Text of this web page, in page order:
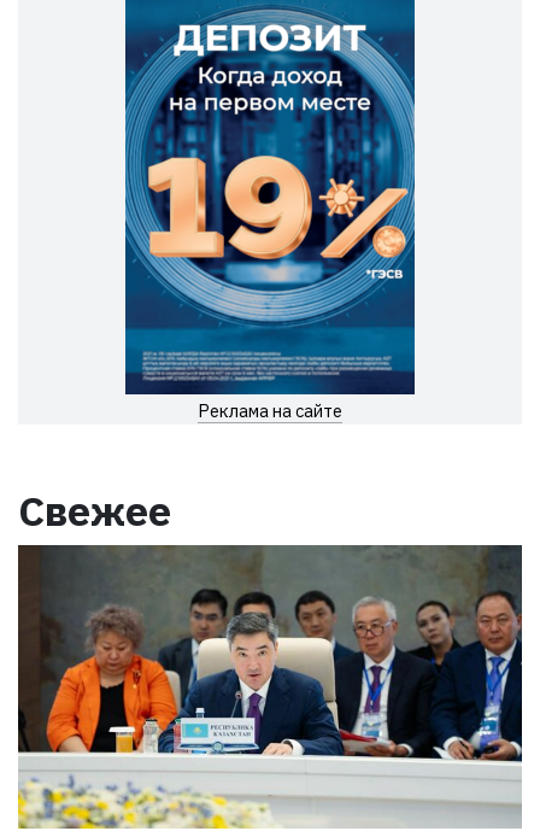
Реклама на сайте
Свежее